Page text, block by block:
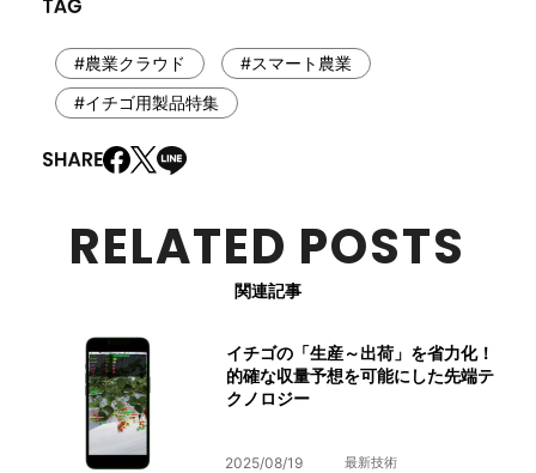
#農業クラウド
#スマート農業
#イチゴ用製品特集
RELATED POSTS
関連記事
イチゴの「生産～出荷」を省力化！
的確な収量予想を可能にした先端テ
クノロジー
2025/08/19 最新技術